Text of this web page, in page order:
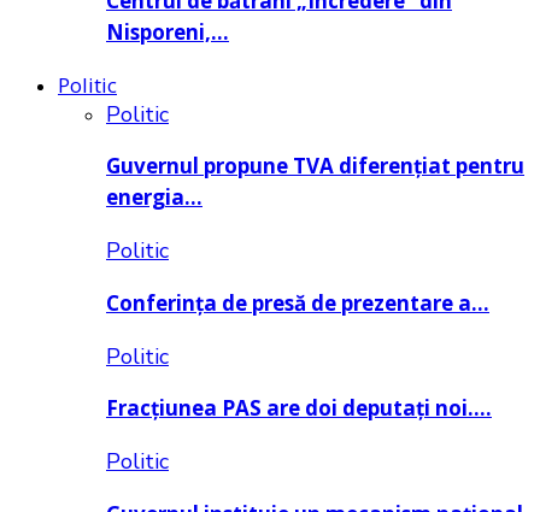
Nisporeni,…
Politic
Politic
Guvernul propune TVA diferențiat pentru
energia…
Politic
Conferința de presă de prezentare a…
Politic
Fracțiunea PAS are doi deputați noi….
Politic